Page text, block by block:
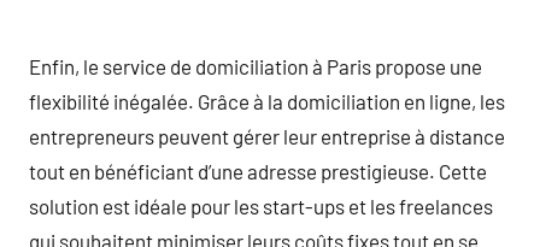
Enfin, le service de domiciliation à Paris propose une
flexibilité inégalée. Grâce à la domiciliation en ligne, les
entrepreneurs peuvent gérer leur entreprise à distance
tout en bénéficiant d’une adresse prestigieuse. Cette
solution est idéale pour les start-ups et les freelances
qui souhaitent minimiser leurs coûts fixes tout en se